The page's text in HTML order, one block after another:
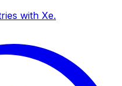
with Xe.